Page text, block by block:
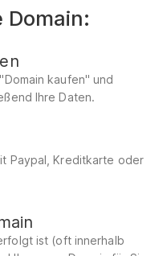
Domain:
kaufen" und
Ihre Daten.
Paypal, Kreditkarte oder
ist (oft innerhalb